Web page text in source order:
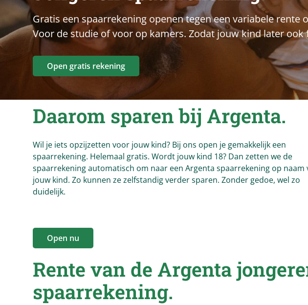
Gratis een spaarrekening openen tegen een variabele rente
Voor de studie of voor op kamers. Zodat jouw kind later ook
Open gratis rekening
Daarom sparen bij Argenta.
Wil je iets opzijzetten voor jouw kind? Bij ons open je gemakkelijk een
spaarrekening. Helemaal gratis. Wordt jouw kind 18? Dan zetten we de
spaarrekening automatisch om naar een Argenta spaarrekening op naam
jouw kind. Zo kunnen ze zelfstandig verder sparen. Zonder gedoe, wel zo
duidelijk.
Open nu
Rente van de Argenta
spaarrekening.